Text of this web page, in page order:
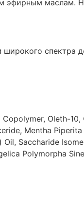
эфирным маслам.
спектра
Oleth-10,
Mentha
Saccharide
Polymorpha